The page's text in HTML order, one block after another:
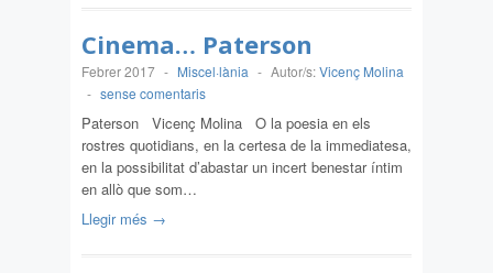
Cinema… Paterson
Febrer 2017 - Miscel·lània - Autor/s:Vicenç Molina
- sense comentaris
Paterson Vicenç Molina O la poesia en els
rostres quotidians, en la certesa de la immediatesa,
en la possibilitat d’abastar un incert benestar íntim
en allò que som…
Llegir més →